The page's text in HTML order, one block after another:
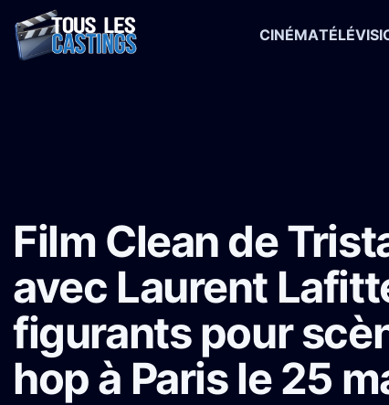
CINÉMA
Film Clean de
avec Laurent
figurants pour
hop à Paris le 25